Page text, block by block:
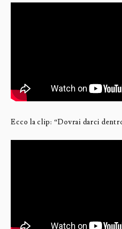
Ecco la clip: “Dovrai darci